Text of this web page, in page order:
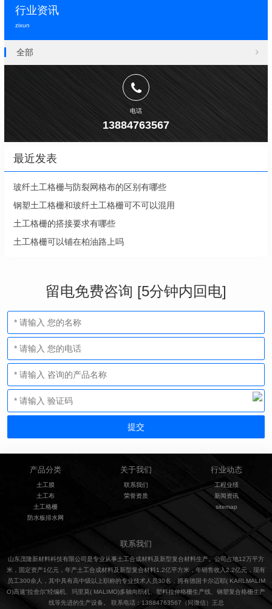
行业资讯
zixun
全部
电话
13884763567
最近发表
玻纤土工格栅与防裂网格布的区别有哪些
钢塑土工格栅和玻纤土工格栅可不可以混用
土工格栅的搭接要求有哪些
土工格栅可以铺在柏油路上吗
留电免费咨询 [5分钟内回电]
产品分类
土工膜
土工布
土工格栅
防水板排水网
关于我们
联系我们
荣誉资质
行业动态
工程业绩
新闻资讯
sitemap
联系我们
山东茂隆新材料科技有限公司是专业从事土工合成材料及新型复合材料生产。公司占地12万平方
米，固定资产1亿元，年产土工合成材料及新型复合材料1.2亿平方米，年销售收入2.2亿元，现有
员工300余人，其中具有高中级以上职称的专业技术人员30名，拥有德国卡尔迈耶( KARLMALIM
O)高速“拉舍尔”经编机、玛里莫( MALIMO)多轴向织机、塑料拉伸格栅生产线、钢塑复合格栅生产
线等先进的生产设备。 联系电话：13884763567（同微信）王总